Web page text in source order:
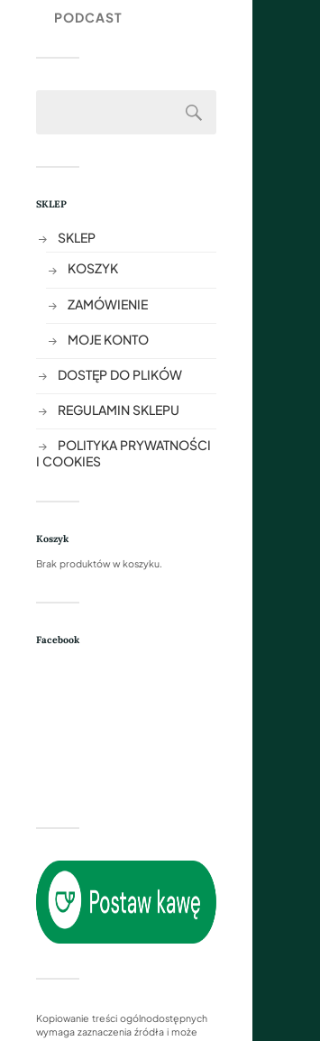
PODCAST
SKLEP
SKLEP
KOSZYK
ZAMÓWIENIE
MOJE KONTO
DOSTĘP DO PLIKÓW
REGULAMIN SKLEPU
POLITYKA PRYWATNOŚCI
I COOKIES
Koszyk
Brak produktów w koszyku.
Facebook
Kopiowanie treści ogólnodostępnych
wymaga zaznaczenia źródła i może